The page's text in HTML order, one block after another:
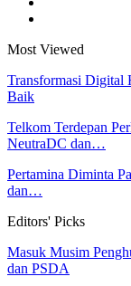
Most Viewed
Transformasi Digital
Baik
Telkom Terdepan
NeutraDC dan…
Pertamina Diminta
dan…
Editors' Picks
Masuk Musim
dan PSDA